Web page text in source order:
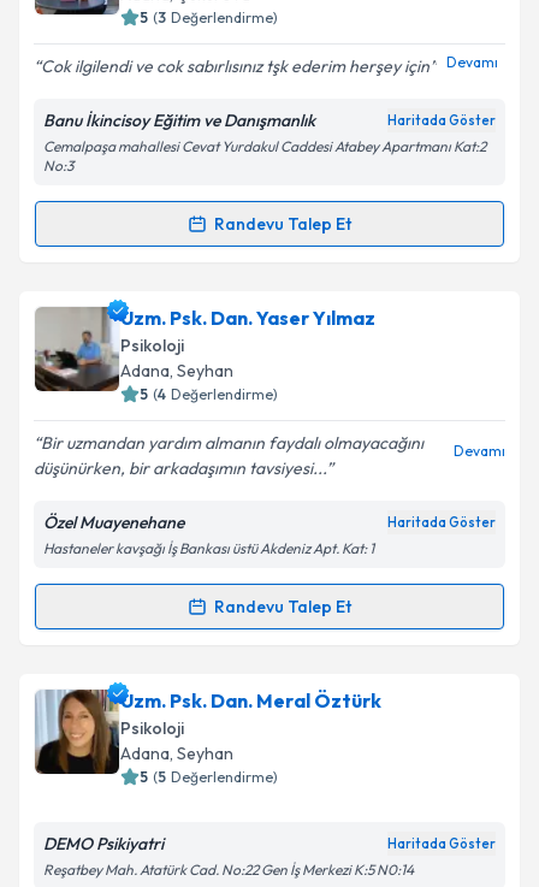
bilgilendireceğiz.
E-posta Adresiniz
Metni'ni okudum ve kişisel verilerimin belirtilen
kapsamda işlenmesini kabul ediyorum.
5 (3 Değerlendirme)
Cok ilgilendi ve cok sabırlısınız tşk ederim herşey için Devamı
Banu İkincisoy Eğitim ve Danışmanlık Haritada Göster
Cemalpaşa mahallesi Cevat Yurdakul Caddesi Atabey Apartmanı Kat:2
No:3
Randevu Talep Et
Randevu Takvimi Talebi
Kln. Psk. Bil. Uzm. Banu İkincisoyiçin randevu
takvimi talebi oluşturun. Size bu uzmandan randevu
almanız için bir takvim hazırlandığında e-posta ile
bilgilendireceğiz.
E-posta Adresiniz
Kişisel verilerimin işlenmesine ilişkin
Metni'ni okudum ve kişisel verilerimin belirtilen
kapsamda işlenmesini kabul ediyorum.
Uzm. Psk. Dan. Yaser Yılmaz
Psikoloji
Adana, Seyhan
5 (4 Değerlendirme)
Bir uzmandan yardım almanın faydalı olmayacağını
düşünürken, bir arkadaşımın tavsiyesi...
Devamı
Özel Muayenehane Haritada Göster
Hastaneler kavşağı İş Bankası üstü Akdeniz Apt. Kat: 1
Randevu Talep Et
Randevu Takvimi Talebi
Uzm. Psk. Dan. Yaser Yılmaziçin randevu takvimi
talebi oluşturun. Size bu uzmandan randevu almanız
için bir takvim hazırlandığında e-posta ile
bilgilendireceğiz.
Uzm. Psk. Dan. Meral Öztürk
Psikoloji
Adana, Seyhan
5 (5 Değerlendirme)
DEMO Psikiyatri Haritada Göster
Reşatbey Mah. Atatürk Cad. No:22 Gen İş Merkezi K:5 N0:14